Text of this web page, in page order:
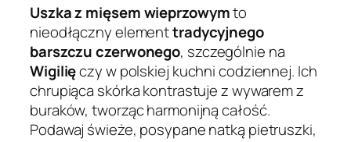
Uszka z mięsem wieprzowymto
nieodłączny elementtradycyjnego
barszczu czerwonego, szczególnie na
Wigilięczy w polskiej kuchni codziennej. Ich
chrupiąca skórka kontrastuje z wywarem z
buraków, tworząc harmonijną całość.
Podawaj świeże, posypane natką pietruszki,